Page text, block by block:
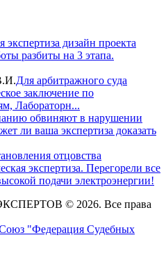
экспертиза дизайн проекта
разбиты на 3 этапа.
Для арбитражного суда
заключение по
Лабораторн...
обвиняют в нарушении
ли ваша экспертиза доказать
отцовства
экспертиза. Перегорели все
подачи электроэнергии!
© 2026. Все права
"Федерация Судебных